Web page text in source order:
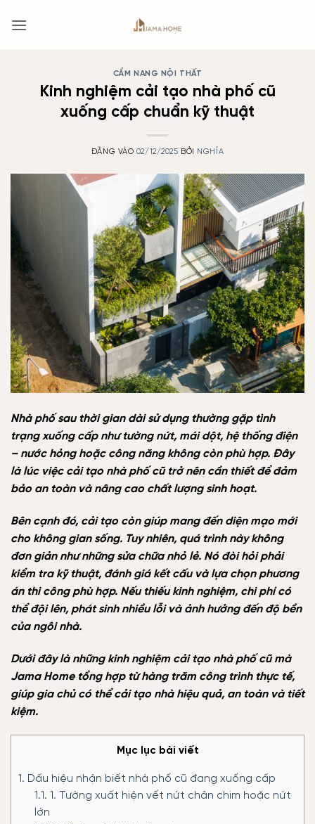
qua
CẨM NANG NỘI THẤT
Kinh nghiệm cải tạo nhà phố cũ
xuống cấp chuẩn kỹ thuật
ĐĂNG VÀO 02/12/2025 BỞI NGHĨA
Nhà phố sau thời gian dài sử dụng thường gặp tình
trạng xuống cấp như tường nứt, mái dột, hệ thống điện
– nước hỏng hoặc công năng không còn phù hợp. Đây
là lúc việc cải tạo nhà phố cũ trở nên cần thiết để đảm
bảo an toàn và nâng cao chất lượng sinh hoạt.
Bên cạnh đó, cải tạo còn giúp mang đến diện mạo mới
cho không gian sống. Tuy nhiên, quá trình này không
đơn giản như những sửa chữa nhỏ lẻ. Nó đòi hỏi phải
kiểm tra kỹ thuật, đánh giá kết cấu và lựa chọn phương
án thi công phù hợp. Nếu thiếu kinh nghiệm, chi phí có
thể đội lên, phát sinh nhiều lỗi và ảnh hưởng đến độ bền
của ngôi nhà.
Dưới đây là những kinh nghiệm cải tạo nhà phố cũ mà
Jama Home tổng hợp từ hàng trăm công trình thực tế,
giúp gia chủ có thể cải tạo nhà hiệu quả, an toàn và tiết
kiệm.
Mục lục bài viết
1. Dấu hiệu nhận biết nhà phố cũ đang xuống cấp
1.1. 1. Tường xuất hiện vết nứt chân chim hoặc nứt
lớn